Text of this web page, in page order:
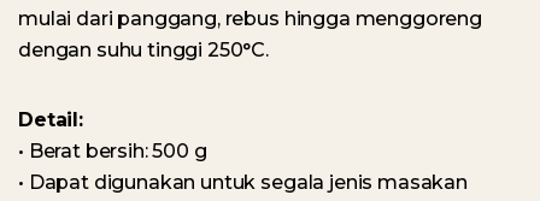
mulai dari panggang, rebus hingga menggoreng
dengan suhu tinggi 250°C.
Detail:
• Berat bersih: 500 g
• Dapat digunakan untuk segala jenis masakan